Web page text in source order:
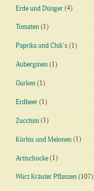
Erde und Dünger (4)
Tomaten (1)
Paprika und Chili´s (1)
Auberginen (1)
Gurken (1)
Erdbeer (1)
Zucchini (1)
Kürbis und Melonen (1)
Artischocke (1)
Würz Kräuter Pflanzen (107)